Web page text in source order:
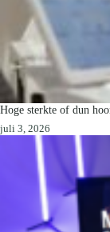
Hoge sterkte of dun
juli 3, 2026